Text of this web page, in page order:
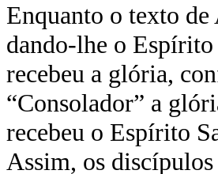
Enquanto o texto de
dando-lhe o Espírito
recebeu a glória,
“Consolador” a
recebeu o Espírito
Assim, os